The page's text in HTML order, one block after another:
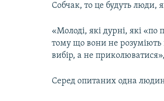
Собчак, то це будуть люди,
«Молоді, які дурні, які
тому що вони не розуміють
вибір, а не
Серед опитаних одна